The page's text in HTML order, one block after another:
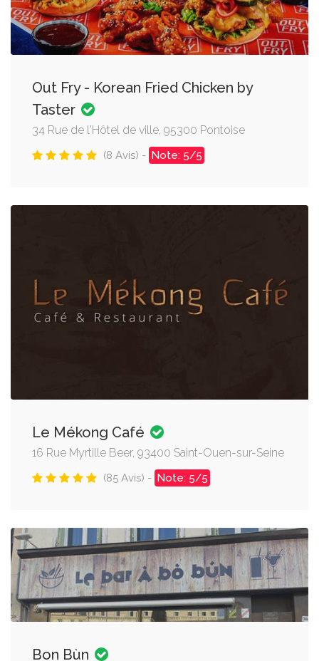
Out Fry - Korean Fried Chicken by
Taster
34 Rue de l'Hôtel de ville, 95300 Pontoise
(8 Avis) - Note: 5/5
Le Mékong Café
16 Rue Myrtille Beer, 93400 Saint-Ouen-sur-Seine
(85 Avis) - Note: 5/5
Bon Bùn